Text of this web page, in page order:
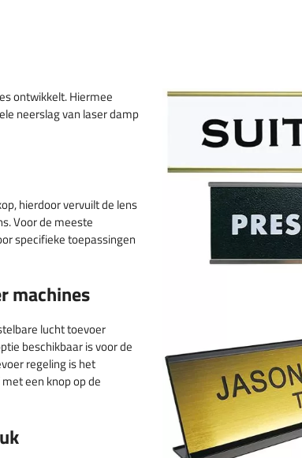
ontwikkelt. Hiermee
neerslag van laser damp
hierdoor vervuilt de lens
Voor de meeste
specifieke toepassingen
machines
lucht toevoer
beschikbaar is voor de
regeling is het
een knop op de